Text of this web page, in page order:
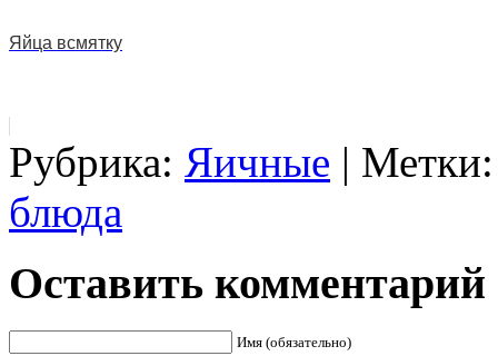
Яйца всмятку
Рубрика: Яичные |
блюда
Оставить комментарий
Имя (обязательно)